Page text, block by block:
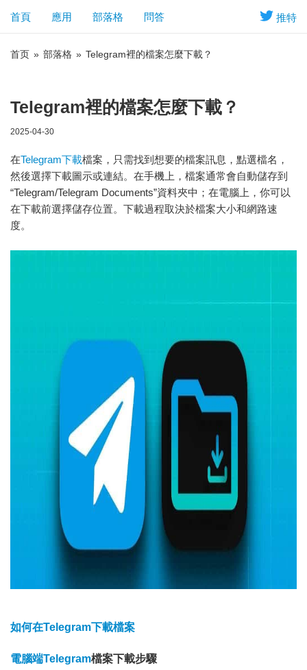
推特
首頁 應用 部落格 問答
首页 » 部落格 » Telegram裡的檔案怎麼下載？
Telegram裡的檔案怎麼下載？
2025-04-30
在Telegram下載檔案，只需找到想要的檔案訊息，點選檔名，
然後選擇下載圖示或連結。在手機上，檔案通常會自動儲存到
“Telegram/Telegram Documents”資料夾中；在電腦上，你可以
在下載前選擇儲存位置。下載過程取決於檔案大小和網路速
度。
如何在Telegram下載檔案
電腦端Telegram檔案下載步驟